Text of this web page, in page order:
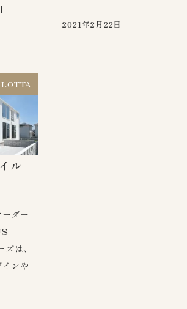
2021年2月22日
LOTTA
ル
ダー
は、
ンや